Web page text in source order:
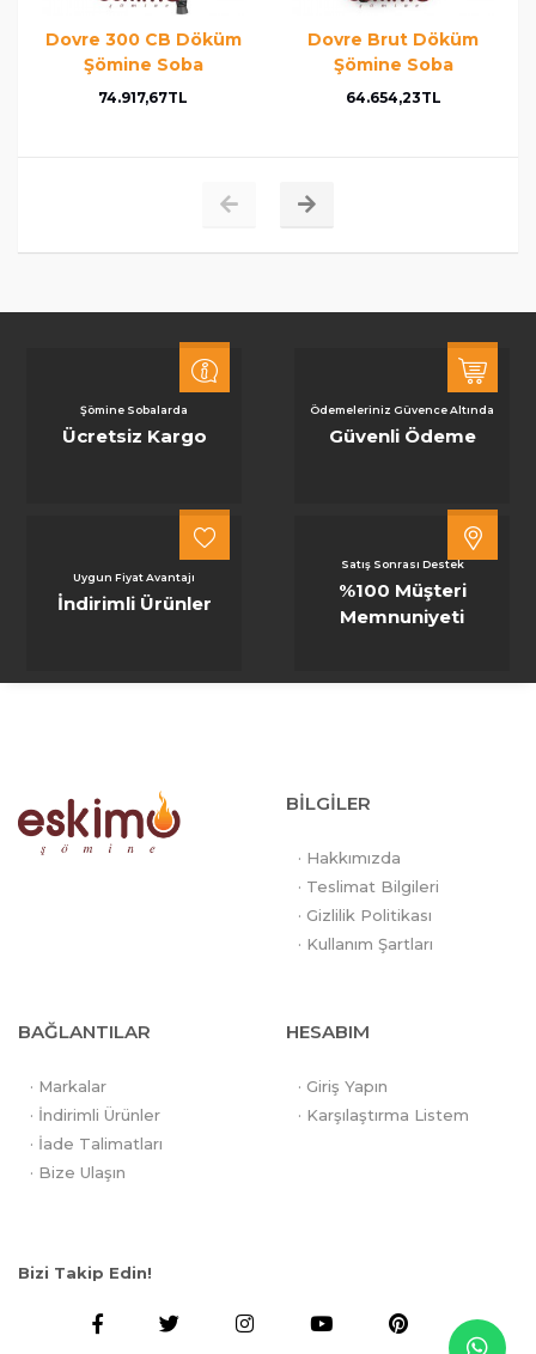
Dovre 300 CB Döküm
Şömine Soba
74.917,67TL
Dovre Brut Döküm
Şömine Soba
64.654,23TL
Şömine Sobalarda
Ücretsiz Kargo
Ödemeleriniz Güvence Altında
Güvenli Ödeme
Uygun Fiyat Avantajı
İndirimli Ürünler
Satış Sonrası Destek
%100 Müşteri
Memnuniyeti
BİLGİLER
· Hakkımızda
· Teslimat Bilgileri
· Gizlilik Politikası
· Kullanım Şartları
BAĞLANTILAR
· Markalar
· İndirimli Ürünler
· İade Talimatları
· Bize Ulaşın
HESABIM
· Giriş Yapın
· Karşılaştırma Listem
Bizi Takip Edin!